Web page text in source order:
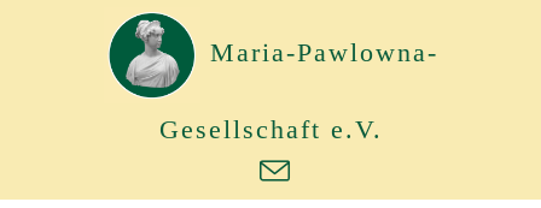
Maria-Pawlowna-
Gesellschaft e.V.